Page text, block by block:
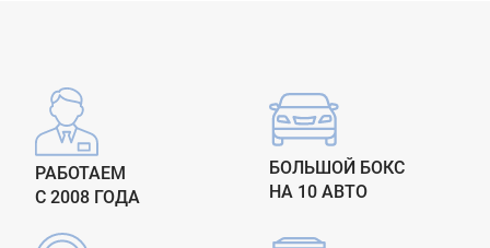
РАБОТАЕМ
С 2008 ГОДА
БОЛЬШОЙ БОКС
НА 10 АВТО